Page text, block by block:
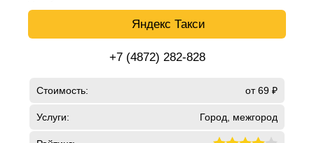
Яндекс Такси
+7 (4872) 282-828
Стоимость: от 69 ₽
Услуги: Город, межгород